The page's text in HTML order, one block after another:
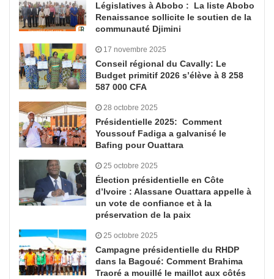
Législatives à Abobo : La liste Abobo
Renaissance sollicite le soutien de la
communauté Djimini
17 novembre 2025
Conseil régional du Cavally: Le
Budget primitif 2026 s’élève à 8 258
587 000 CFA
28 octobre 2025
Présidentielle 2025: Comment
Youssouf Fadiga a galvanisé le
Bafing pour Ouattara
25 octobre 2025
Élection présidentielle en Côte
d’Ivoire : Alassane Ouattara appelle à
un vote de confiance et à la
préservation de la paix
25 octobre 2025
Campagne présidentielle du RHDP
dans la Bagoué: Comment Brahima
Traoré a mouillé le maillot aux côtés